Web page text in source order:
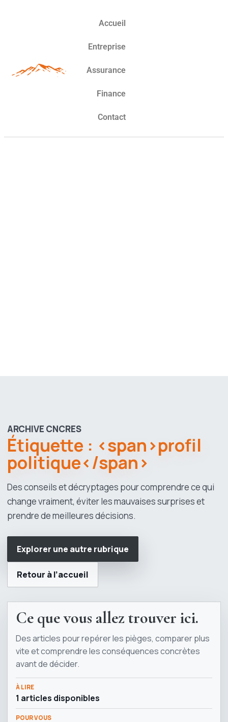
Accueil
Entreprise
Assurance
Finance
Contact
ARCHIVE CNCRES
Étiquette : <span>profil
politique</span>
Des conseils et décryptages pour comprendre ce qui
change vraiment, éviter les mauvaises surprises et
prendre de meilleures décisions.
Explorer une autre rubrique
Retour à l’accueil
Ce que vous allez trouver ici.
Des articles pour repérer les pièges, comparer plus
vite et comprendre les conséquences concrètes
avant de décider.
À LIRE
1 articles disponibles
POUR VOUS